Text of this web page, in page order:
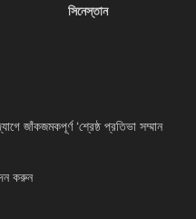
সিনেস্তান
জাঁকজমকপূর্ণ ‘শ্রেষ্ঠ প্রতিভা সম্মান
করুন